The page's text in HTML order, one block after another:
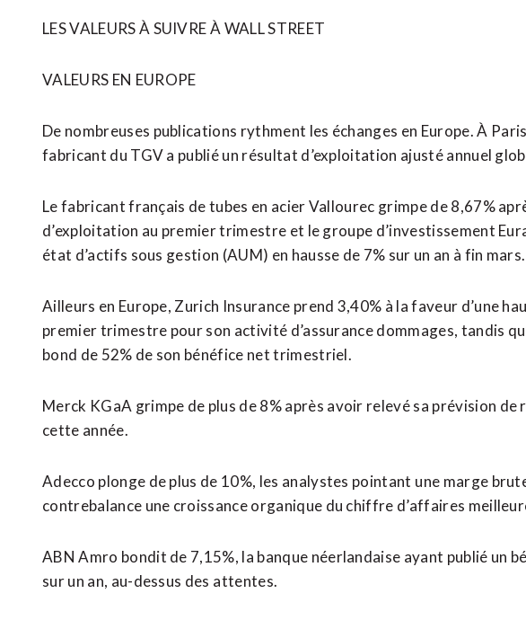
LES VALEURS À SUIVRE ⁠À WALL STREET
VALEURS EN EUROPE
De nombreuses publications rythment les échanges en Europe. À
fabricant du TGV a publié un résultat d’exploitation ajusté annuel
Le fabricant français de tubes en acier Vallourec grimpe de 8,67%
d’exploitation au premier trimestre et le groupe d’investissement
état d’actifs sous gestion (AUM) en hausse de 7% sur un an à fin mars.
Ailleurs en Europe, Zurich Insurance prend 3,40% à la faveur d’une
premier trimestre pour son activité d’assurance dommages, tandis
bond de 52% de son bénéfice net trimestriel.
Merck KGaA grimpe de plus de 8% après avoir relevé sa prévision
cette année.
Adecco plonge de plus de 10%, les analystes pointant ⁠une marge
contrebalance une croissance organique du chiffre d’affaires
ABN Amro bondit de 7,15%, la banque néerlandaise ayant publié un
sur un an, au-dessus des ⁠attentes.